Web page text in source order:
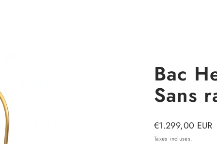
Bac
Sans
Prix
habituel
€1.299,00 EUR
Taxes incluses.